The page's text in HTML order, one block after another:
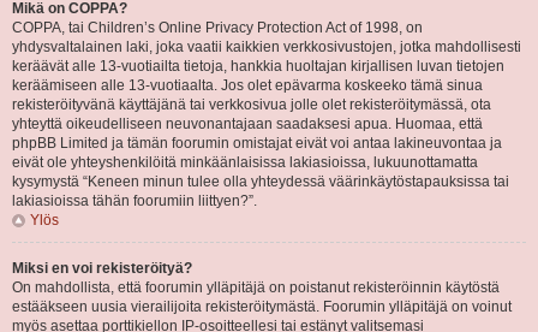
Mikä on COPPA?
COPPA, tai Children’s Online Privacy Protection Act of 1998, on
yhdysvaltalainen laki, joka vaatii kaikkien verkkosivustojen, jotka mahdollisesti
keräävät alle 13-vuotiailta tietoja, hankkia huoltajan kirjallisen luvan tietojen
keräämiseen alle 13-vuotiaalta. Jos olet epävarma koskeeko tämä sinua
rekisteröityvänä käyttäjänä tai verkkosivua jolle olet rekisteröitymässä, ota
yhteyttä oikeudelliseen neuvonantajaan saadaksesi apua. Huomaa, että
phpBB Limited ja tämän foorumin omistajat eivät voi antaa lakineuvontaa ja
eivät ole yhteyshenkilöitä minkäänlaisissa lakiasioissa, lukuunottamatta
kysymystä “Keneen minun tulee olla yhteydessä väärinkäytöstapauksissa tai
lakiasioissa tähän foorumiin liittyen?”.
Ylös
Miksi en voi rekisteröityä?
On mahdollista, että foorumin ylläpitäjä on poistanut rekisteröinnin käytöstä
estääkseen uusia vierailijoita rekisteröitymästä. Foorumin ylläpitäjä on voinut
myös asettaa porttikiellon IP-osoitteellesi tai estänyt valitsemasi